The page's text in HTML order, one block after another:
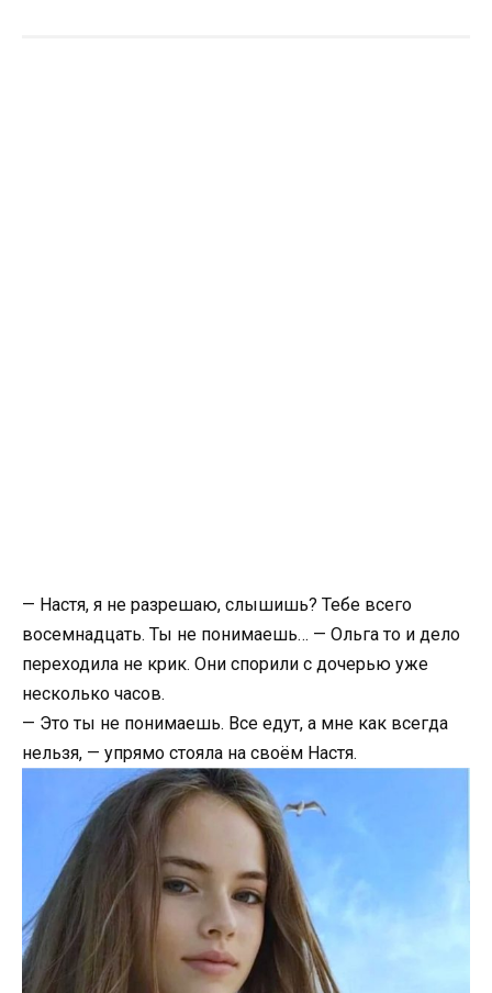
— Настя, я не разрешаю, слышишь? Тебе всего
восемнадцать. Ты не понимаешь… — Ольга то и дело
переходила не крик. Они спорили с дочерью уже
несколько часов.
— Это ты не понимаешь. Все едут, а мне как всегда
нельзя, — упрямо стояла на своём Настя.